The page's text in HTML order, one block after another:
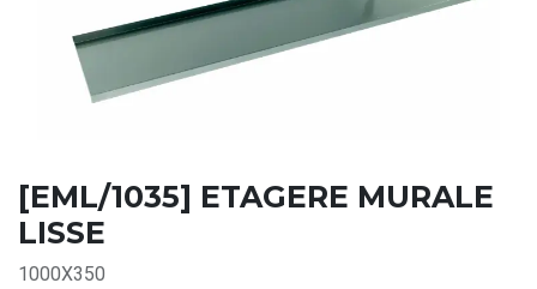
[EML/1035] ETAGERE MURALE
LISSE
1000X350